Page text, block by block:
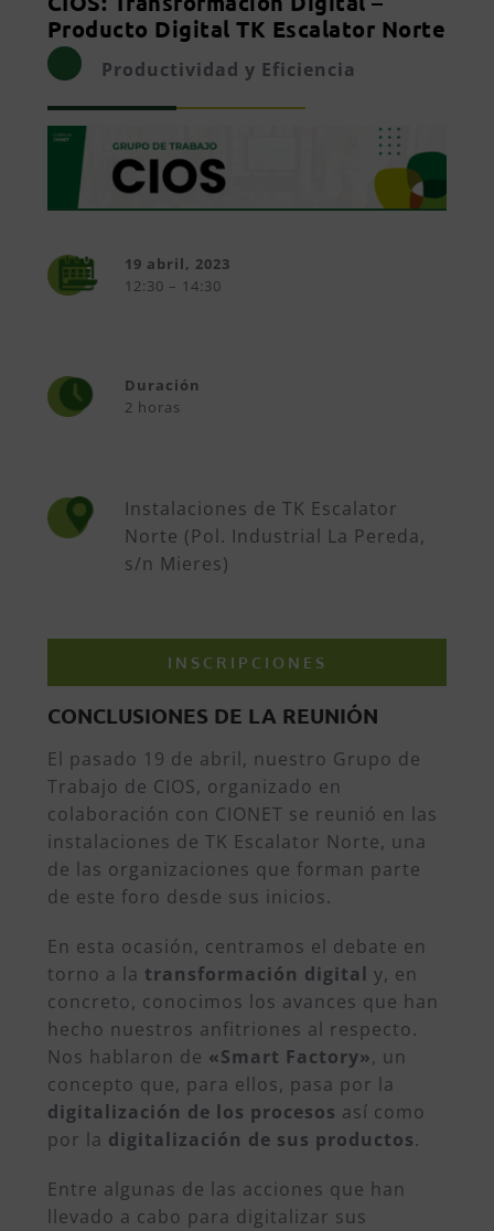
Producto Digital TK Escalator Norte
Productividad y Eficiencia
19 abril, 2023
12:30 – 14:30
Duración
2 horas
Instalaciones de TK Escalator
Norte (Pol. Industrial La Pereda,
s/n Mieres)
INSCRIPCIONES
CONCLUSIONES DE LA REUNIÓN
El pasado 19 de abril, nuestro Grupo de
Trabajo de CIOS, organizado en
colaboración con CIONET se reunió en las
instalaciones de TK Escalator Norte, una
de las organizaciones que forman parte
de este foro desde sus inicios.
En esta ocasión, centramos el debate en
torno a la transformación digital y, en
concreto, conocimos los avances que han
hecho nuestros anfitriones al respecto.
Nos hablaron de «Smart Factory», un
concepto que, para ellos, pasa por la
digitalización de los procesos así como
por la digitalización de sus productos.
Entre algunas de las acciones que han
llevado a cabo para digitalizar sus